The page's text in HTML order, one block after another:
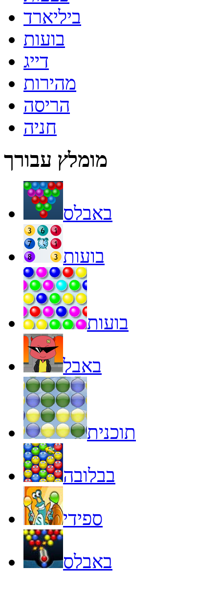
ביליארד
בועות
דייג
מהירות
הריסה
חניה
מומלץ עבורך
באבלס
בועות
בועות
באבל
תוכנית
בבלובה
ספידי
באבלס